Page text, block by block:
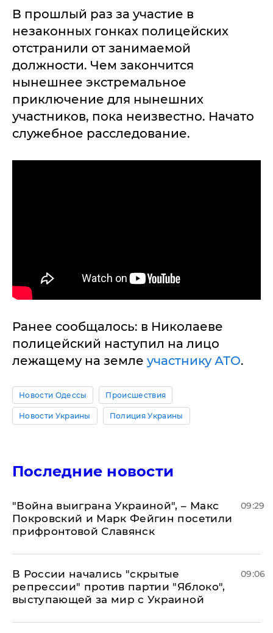
В прошлый раз за участие в
незаконных гонках полицейских
отстранили от занимаемой
должности. Чем закончится
нынешнее экстремальное
приключение для нынешних
участников, пока неизвестно. Начато
служебное расследование.
Ранее сообщалось: в Николаеве
полицейский наступил на лицо
лежащему на земле участнику АТО.
Новости Одессы Происшествия
Новости Украины Полиция Украины
Последние новости
"Война выиграна Украиной", – Макс
Покровский и Марк Фейгин посетили
прифронтовой Славянск
09:29
В России начались "скрытые
репрессии" против партии "Яблоко",
выступающей за мир с Украиной
09:06